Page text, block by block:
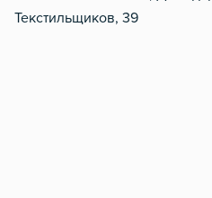
Текстильщиков, 39